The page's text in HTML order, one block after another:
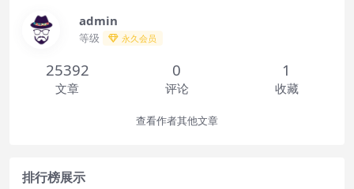
admin
等级 永久会员
25392
文章
0
评论
1
收藏
查看作者其他文章
排行榜展示